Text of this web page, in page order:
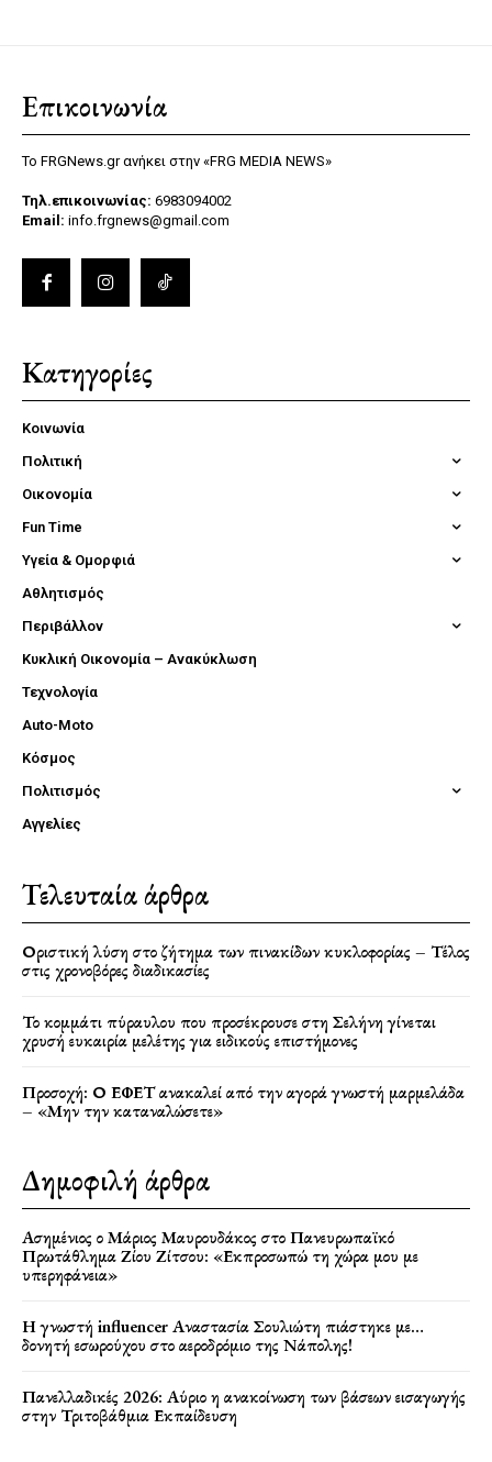
Επικοινωνία
Το FRGNews.gr ανήκει στην «FRG MEDIA NEWS»
Τηλ.επικοινωνίας: 6983094002
Email: info.frgnews@gmail.com
Κατηγορίες
Κοινωνία
Πολιτική
Οικονομία
Fun Time
Υγεία & Ομορφιά
Αθλητισμός
Περιβάλλον
Κυκλική Οικονομία – Ανακύκλωση
Τεχνολογία
Auto-Moto
Κόσμος
Πολιτισμός
Αγγελίες
Τελευταία άρθρα
Οριστική λύση στο ζήτημα των πινακίδων κυκλοφορίας – Τέλος
στις χρονοβόρες διαδικασίες
Το κομμάτι πύραυλου που προσέκρουσε στη Σελήνη γίνεται
χρυσή ευκαιρία μελέτης για ειδικούς επιστήμονες
Προσοχή: Ο ΕΦΕΤ ανακαλεί από την αγορά γνωστή μαρμελάδα
– «Μην την καταναλώσετε»
Δημοφιλή άρθρα
Ασημένιος ο Μάριος Μαυρουδάκος στο Πανευρωπαϊκό
Πρωτάθλημα Ζίου Ζίτσου: «Εκπροσωπώ τη χώρα μου με
υπερηφάνεια»
Η γνωστή influencer Αναστασία Σουλιώτη πιάστηκε με…
δονητή εσωρούχου στο αεροδρόμιο της Νάπολης!
Πανελλαδικές 2026: Αύριο η ανακοίνωση των βάσεων εισαγωγής
στην Τριτοβάθμια Εκπαίδευση